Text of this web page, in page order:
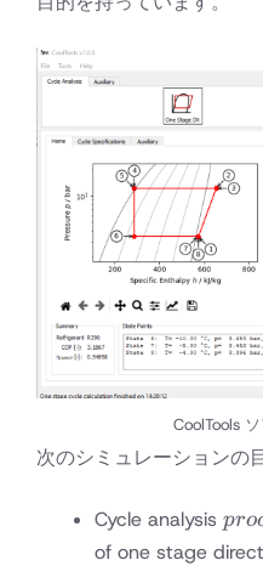
CoolTools
次のシミュレーションの
Cycle analysis p
of one stage